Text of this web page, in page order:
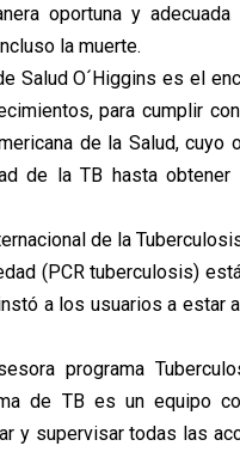
oportuna y adecuada
la muerte.
Salud O´Higgins es el
para cumplir
de la Salud,
de la TB hasta obtener
de la
(PCR tuberculosis)
a los usuarios a estar
programa
de TB es un equipo
y supervisar todas las